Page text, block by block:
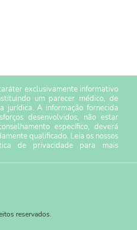
exclusivamente informativo
um parecer médico, de
jurídica. A informação fornecida
desenvolvidos, não estar
específico, deverá
qualificado. Leia os nossos
de privacidade para mais
reservados.